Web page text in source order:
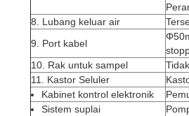
8. Lubang keluar air
9. Port kabel
10. Rak untuk sampel
Tidak
11. Kastor Seluler
Kabinet kontrol elektronik
Sistem suplai